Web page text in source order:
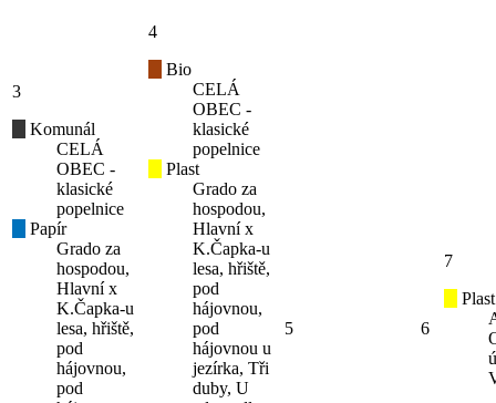
3
Komunál
CELÁ
OBEC -
klasické
popelnice
Papír
Grado za
hospodou,
Hlavní x
K.Čapka-u
lesa, hřiště,
pod
hájovnou,
pod
4
Bio
CELÁ
OBEC -
klasické
popelnice
Plast
Grado za
hospodou,
Hlavní x
K.Čapka-u
lesa, hřiště,
pod
hájovnou,
pod
hájovnou u
jezírka, Tři
duby, U
5 6
7
Plast